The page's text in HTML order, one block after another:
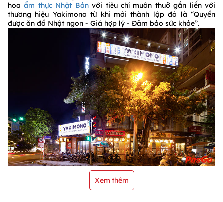
hoaẩm thực Nhật Bảnvới tiêu chí muôn thuở gắn liền với
thương hiệu Yakimono từ khi mới thành lập đó là “Quyền
được ăn đồ Nhật ngon - Giá hợp lý - Đảm bảo sức khỏe”.
Xem thêm